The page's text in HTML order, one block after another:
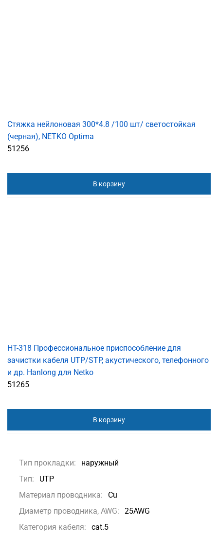
Стяжка нейлоновая 300*4.8 /100 шт/ светостойкая
(черная), NETKO Optima
51256
В корзину
HT-318 Профессиональное приспособление для
зачистки кабеля UTP/STP, акустического, телефонного
и др. Hanlong для Netko
51265
В корзину
Тип прокладки:
наружный
Тип:
UTP
Материал проводника:
Сu
Диаметр проводника, AWG:
25AWG
Категория кабеля:
cat.5